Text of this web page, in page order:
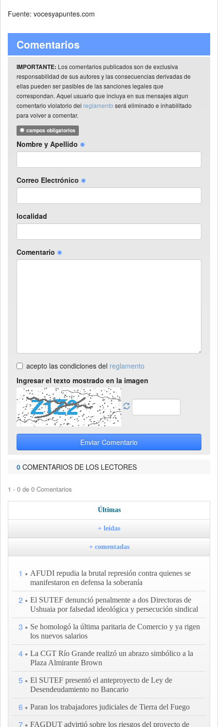
Fuente: vocesyapuntes.com
Comentarios
IMPORTANTE: Los comentarios publicados son de exclusiva
responsabilidad de sus autores y las consecuencias derivadas de
ellas pueden ser pasibles de las sanciones legales que
correspondan. Aquel usuario que incluya en sus mensajes algun
comentario violatorio del reglamento será eliminado e inhabilitado
para volver a comentar.
campos obligatorios
Nombre y Apellido
Correo Electrónico
localidad
Comentario
acepto las condiciones del reglamento
Ingresar el texto mostrado en la imagen
Enviar Comentario
0 COMENTARIOS DE LOS LECTORES
1 - 0 de 0 Comentarios
Últimas
+ leídas
+ comentadas
1
AFUDI repudia la brutal represión contra quienes se
manifestaron en defensa la soberanía
2
El SUTEF denunció penalmente a dos Directoras de
Ushuaia por falsedad ideológica y persecución sindical
3
Se homologó la última paritaria de Comercio y ya rigen
los nuevos salarios
4
La CGT Río Grande realizó un abrazo simbólico a la
Plaza Almirante Brown
5
El SUTEF presentó el anteproyecto de Ley de
Desendeudamiento no Bancario
6 Paran los trabajadores judiciales de Tierra del Fuego
7 FAGDUT advirtió sobre los riesgos del proyecto de